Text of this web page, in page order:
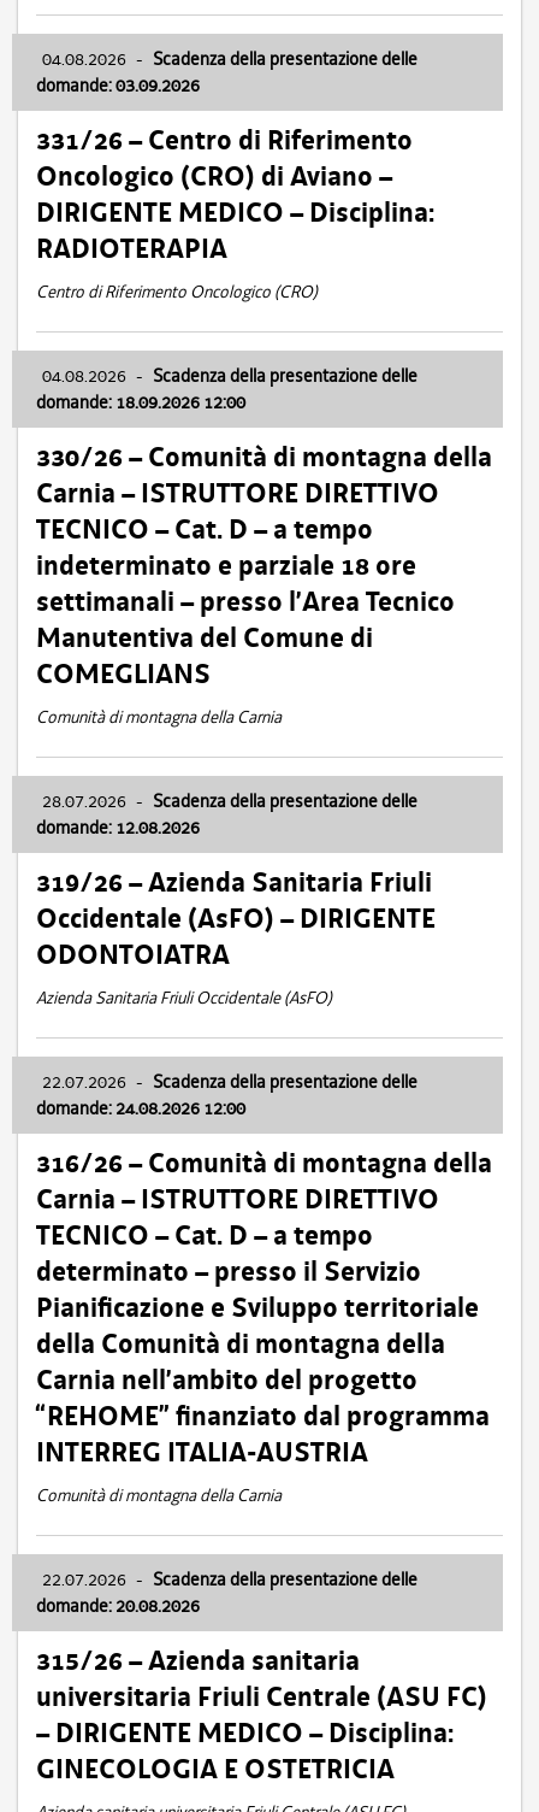
04.08.2026 - Scadenza della presentazione delle
domande: 03.09.2026
331/26 – Centro di Riferimento
Oncologico (CRO) di Aviano –
DIRIGENTE MEDICO – Disciplina:
RADIOTERAPIA
Centro di Riferimento Oncologico (CRO)
04.08.2026 - Scadenza della presentazione delle
domande: 18.09.2026 12:00
330/26 – Comunità di montagna della
Carnia – ISTRUTTORE DIRETTIVO
TECNICO – Cat. D – a tempo
indeterminato e parziale 18 ore
settimanali – presso l’Area Tecnico
Manutentiva del Comune di
COMEGLIANS
Comunità di montagna della Carnia
28.07.2026 - Scadenza della presentazione delle
domande: 12.08.2026
319/26 – Azienda Sanitaria Friuli
Occidentale (AsFO) – DIRIGENTE
ODONTOIATRA
Azienda Sanitaria Friuli Occidentale (AsFO)
22.07.2026 - Scadenza della presentazione delle
domande: 24.08.2026 12:00
316/26 – Comunità di montagna della
Carnia – ISTRUTTORE DIRETTIVO
TECNICO – Cat. D – a tempo
determinato – presso il Servizio
Pianificazione e Sviluppo territoriale
della Comunità di montagna della
Carnia nell’ambito del progetto
“REHOME” finanziato dal programma
INTERREG ITALIA-AUSTRIA
Comunità di montagna della Carnia
22.07.2026 - Scadenza della presentazione delle
domande: 20.08.2026
315/26 – Azienda sanitaria
universitaria Friuli Centrale (ASU FC)
– DIRIGENTE MEDICO – Disciplina:
GINECOLOGIA E OSTETRICIA